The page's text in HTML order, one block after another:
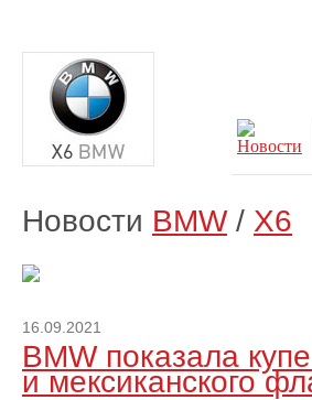
Новости BMW/ X6
16.09.2021
BMW показала
и мексиканского